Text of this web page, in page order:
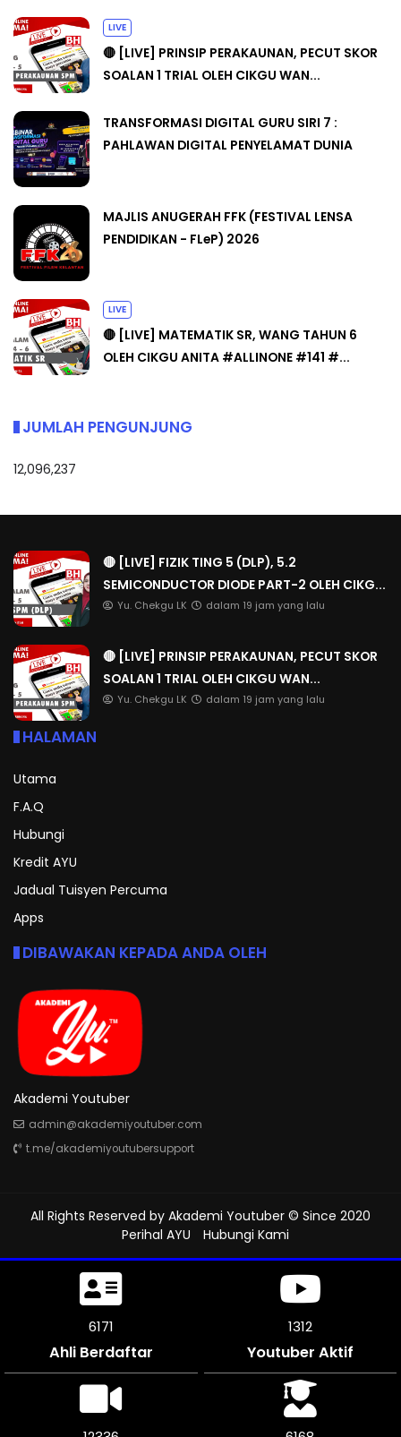
LIVE
🔴 [LIVE] PRINSIP PERAKAUNAN, PECUT SKOR
SOALAN 1 TRIAL OLEH CIKGU WAN...
TRANSFORMASI DIGITAL GURU SIRI 7 :
PAHLAWAN DIGITAL PENYELAMAT DUNIA
MAJLIS ANUGERAH FFK (FESTIVAL LENSA
PENDIDIKAN - FLeP) 2026
LIVE
🔴 [LIVE] MATEMATIK SR, WANG TAHUN 6
OLEH CIKGU ANITA #ALLINONE #141 #...
JUMLAH PENGUNJUNG
12,096,237
🔴 [LIVE] FIZIK TING 5 (DLP), 5.2
SEMICONDUCTOR DIODE PART-2 OLEH CIKG...
Yu. Chekgu LK dalam 19 jam yang lalu
🔴 [LIVE] PRINSIP PERAKAUNAN, PECUT SKOR
SOALAN 1 TRIAL OLEH CIKGU WAN...
Yu. Chekgu LK dalam 19 jam yang lalu
HALAMAN
Utama
F.A.Q
Hubungi
Kredit AYU
Jadual Tuisyen Percuma
Apps
DIBAWAKAN KEPADA ANDA OLEH
Akademi Youtuber
admin@akademiyoutuber.com
t.me/akademiyoutubersupport
All Rights Reserved by Akademi Youtuber © Since 2020
Perihal AYU
Hubungi Kami
6468
Ahli Berdaftar
1312
Youtuber Aktif